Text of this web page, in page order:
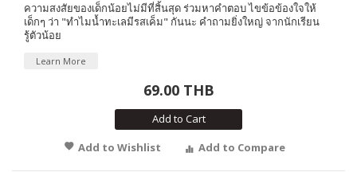
ความสงสัยของเด็กน้อยไม่มีที่สิ้นสุด ร่วมหาคำตอบ ไขข้อข้องใจให้
เด็กๆ ว่า "ทำไมน้ำทะเลมีรสเค็ม" กันนะ คำถามยิ่งใหญ่ จากนักเรียน
รู้ตัวน้อย
Learn More
69.00 THB
Add to Cart
Add to Wishlist
Add to Compare